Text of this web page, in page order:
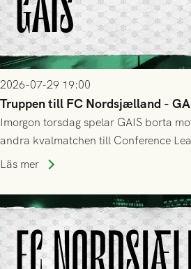
2026-07-29 19:00
Truppen till FC Nordsjælland -
Imorgon torsdag spelar GAIS borta
andra kvalmatchen till Conference
Park! Fredrik Holmberg och
Läs mer